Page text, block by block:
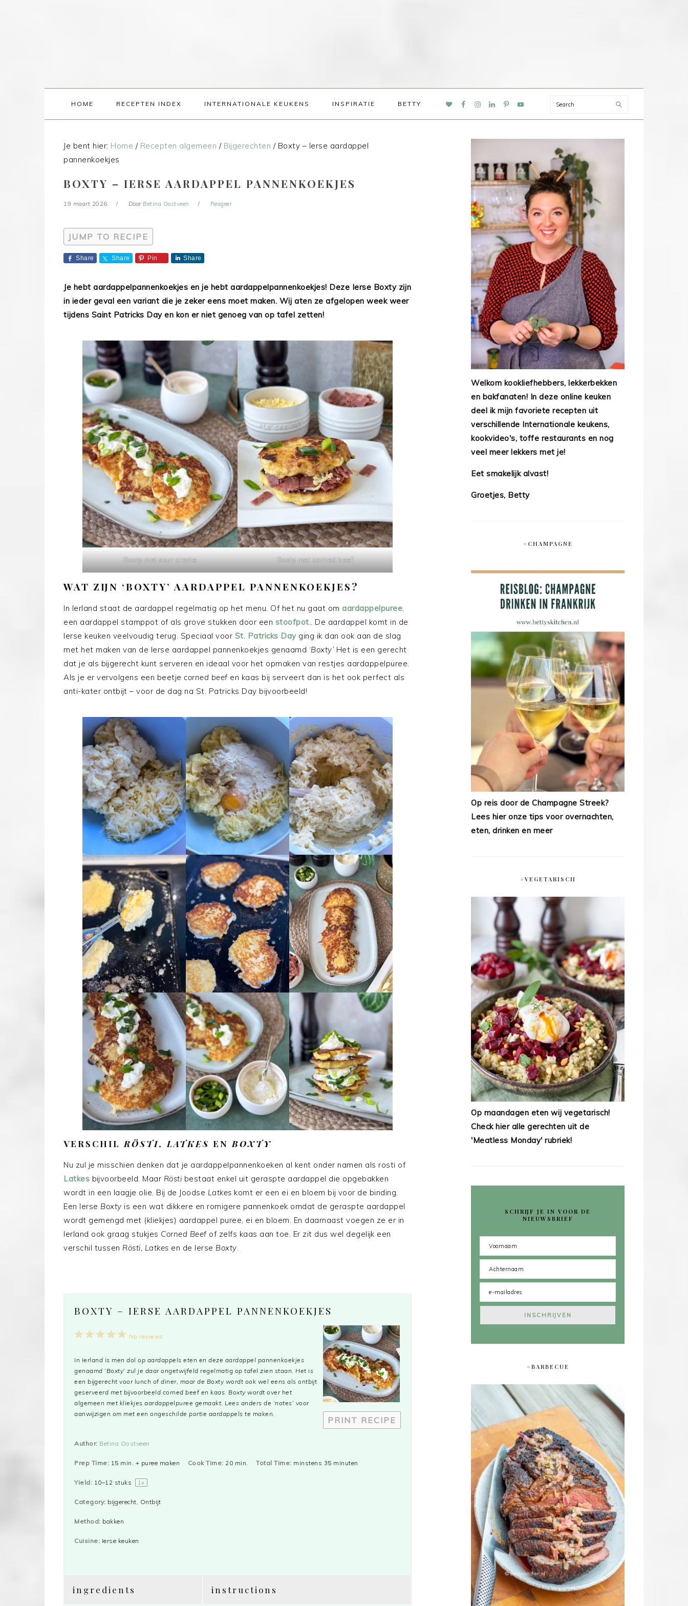
HOME RECEPTEN INDEX INTERNATIONALE KEUKENS INSPIRATIE BETTY
NAV
Search
Je bent hier: Home / Recepten algemeen / Bijgerechten /Boxty – Ierse aardappel
pannenkoekjes
BOXTY – IERSE AARDAPPEL PANNENKOEKJES
19 maart 2026 Door Betina Oostveen Reageer
JUMP TO RECIPE
Share Share Pin Share
Je hebt aardappelpannenkoekjes en je hebt aardappelpannenkoekjes! Deze Ierse Boxty zijn
in ieder geval een variant die je zeker eens moet maken. Wij aten ze afgelopen week weer
tijdens Saint Patricks Day en kon er niet genoeg van op tafel zetten!
Boxty met sour creme Boxty met corned beef
WAT ZIJN ‘BOXTY’ AARDAPPEL PANNENKOEKJES?
In Ierland staat de aardappel regelmatig op het menu. Of het nu gaat om aardappelpuree,
een aardappel stamppot of als grove stukken door een stoofpot.. De aardappel komt in de
Ierse keuken veelvoudig terug. Speciaal voor St. Patricks Day ging ik dan ook aan de slag
met het maken van de Ierse aardappel pannenkoekjes genaamd ‘Boxty’ Het is een gerecht
dat je als bijgerecht kunt serveren en ideaal voor het opmaken van restjes aardappelpuree.
Als je er vervolgens een beetje corned beef en kaas bij serveert dan is het ook perfect als
anti-kater ontbijt – voor de dag na St. Patricks Day bijvoorbeeld!
VERSCHIL RÖSTI, LATKES EN BOXTY
Nu zul je misschien denken dat je aardappelpannenkoeken al kent onder namen als rosti of
Latkes bijvoorbeeld. Maar Rösti bestaat enkel uit geraspte aardappel die opgebakken
wordt in een laagje olie. Bij de Joodse Latkes komt er een ei en bloem bij voor de binding.
Een Ierse Boxty is een wat dikkere en romigere pannenkoek omdat de geraspte aardappel
wordt gemengd met (kliekjes) aardappel puree, ei en bloem. En daarnaast voegen ze er in
Ierland ook graag stukjes Corned Beef of zelfs kaas aan toe. Er zit dus wel degelijk een
verschil tussen Rösti, Latkes en de Ierse Boxty.
BOXTY – IERSE AARDAPPEL PANNENKOEKJES
PRINT RECIPE
5
4
3
2
1
No reviews
In Ierland is men dol op aardappels eten en deze aardappel pannenkoekjes
genaamd ‘Boxty’ zul je daar ongetwijfeld regelmatig op tafel zien staan. Het is
een bijgerecht voor lunch of diner, maar de Boxty wordt ook wel eens als ontbijt
geserveerd met bijvoorbeeld corned beef en kaas. Boxty wordt over het
algemeen met kliekjes aardappelpuree gemaakt. Lees anders de ‘notes’ voor
aanwijzigen om met een ongeschilde portie aardappels te maken.
Author: Betina Oostveen
Prep Time: 15 min. + puree maken Cook Time: 20 min. Total Time: minstens 35 minuten
Yield: 10–12 stuks 1x
Category: bijgerecht, Ontbijt
Method: bakken
Cuisine: Ierse keuken
ingredients instructions
Welkom kookliefhebbers, lekkerbekken
en bakfanaten! In deze online keuken
deel ik mijn favoriete recepten uit
verschillende Internationale keukens,
kookvideo's, toffe restaurants en nog
veel meer lekkers met je!
Eet smakelijk alvast!
Groetjes, Betty
#CHAMPAGNE
Op reis door de Champagne Streek?
Lees hier onze tips voor overnachten,
eten, drinken en meer
#VEGETARISCH
Op maandagen eten wij vegetarisch!
Check hier alle gerechten uit de
'Meatless Monday' rubriek!
SCHRIJF JE IN VOOR DE
NIEUWSBRIEF
#BARBECUE